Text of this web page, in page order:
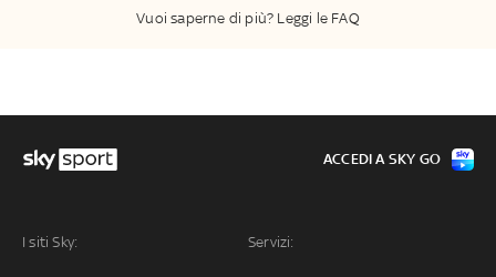
Vuoi saperne di più? Leggi le FAQ
I siti Sky: Servizi:
ACCEDI A SKY GO